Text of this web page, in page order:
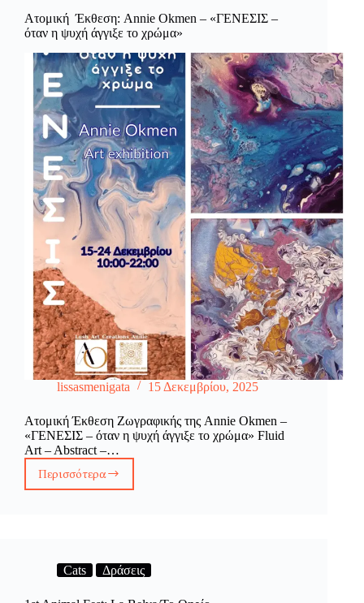
Ατομική Έκθεση: Annie Okmen – «ΓΕΝΕΣΙΣ –
όταν η ψυχή άγγιξε το χρώμα»
lissasmenigata 15 Δεκεμβρίου, 2025
Ατομική Έκθεση Ζωγραφικής της Annie Okmen –
«ΓΕΝΕΣΙΣ – όταν η ψυχή άγγιξε το χρώμα» Fluid
Art – Abstract –…
Περισσότερα
Ατομική
Έκθεση:
–
η
Cats Δράσεις